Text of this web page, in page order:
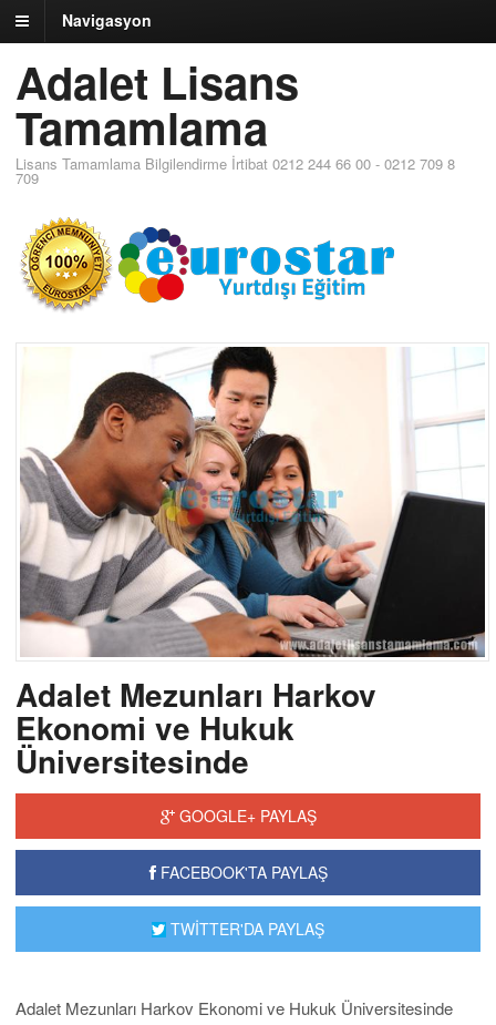
Navigasyon
Adalet Lisans
Tamamlama
Lisans Tamamlama Bilgilendirme İrtibat 0212 244 66 00 - 0212 709 8
709
Adalet Mezunları Harkov
Ekonomi ve Hukuk
Üniversitesinde
GOOGLE+ PAYLAŞ
FACEBOOK'TA PAYLAŞ
TWİTTER'DA PAYLAŞ
Adalet Mezunları Harkov Ekonomi ve Hukuk Üniversitesinde